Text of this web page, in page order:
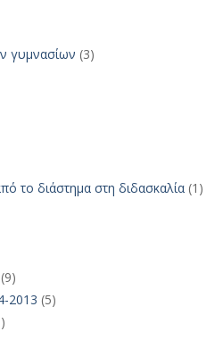
γυμνασίων (3)
το διάστημα στη διδασκαλία (1)
(9)
2013 (5)